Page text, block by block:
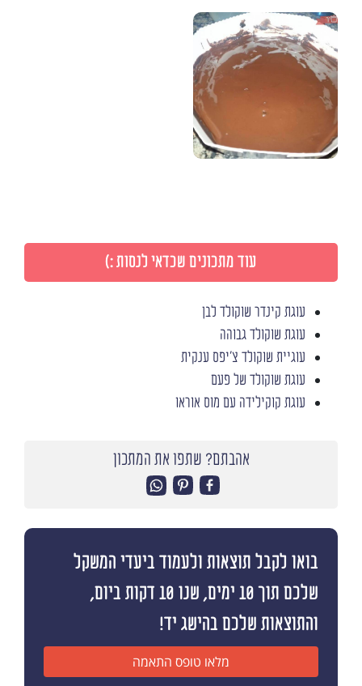
עוד מתכונים שכדאי לנסות :)
עוגת קינדר שוקולד לבן
עוגת שוקולד גבוהה
עוגיית שוקולד צ'יפס ענקית
עוגת שוקולד של פעם
עוגת קוקילידה עם מוס אוראו
אהבתם? שתפו את המתכון
בואו לקבל תוצאות ולעמוד ביעדי המשקל
שלכם תוך 10 ימים, שנו 10 דקות ביום,
והתוצאות שלכם בהישג יד!
מלאו טופס התאמה